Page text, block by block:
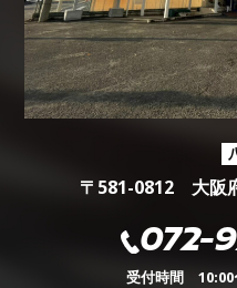
〒581-0812 大阪
072-
受付時間